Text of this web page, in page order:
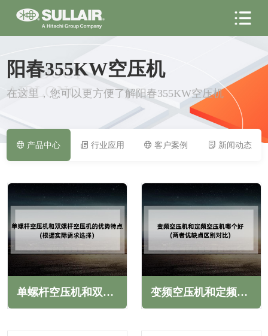
PRODUCT
AIRLONG
阳春355KW空压机
在这里，您可以更方便了解阳春355KW空压机
产品中心 行业应用 客户案例 新闻动态
单螺杆空压机和双螺杆空压机的优势特点(根据实际需求选择) 变频空压机和定频空压机哪个好(两者优缺点区别对比)